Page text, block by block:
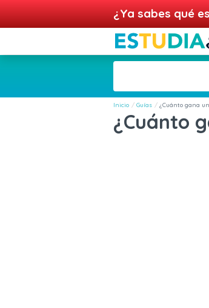
¿Ya sabes qué
Inicio Guías ¿Cuánto gana
¿Cuánto